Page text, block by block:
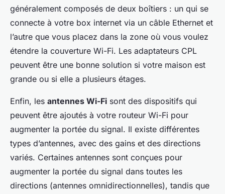
généralement composés de deux boîtiers : un qui se
connecte à votre box internet via un câble Ethernet et
l’autre que vous placez dans la zone où vous voulez
étendre la couverture Wi-Fi. Les adaptateurs CPL
peuvent être une bonne solution si votre maison est
grande ou si elle a plusieurs étages.
Enfin, les antennes Wi-Fi sont des dispositifs qui
peuvent être ajoutés à votre routeur Wi-Fi pour
augmenter la portée du signal. Il existe différentes
types d’antennes, avec des gains et des directions
variés. Certaines antennes sont conçues pour
augmenter la portée du signal dans toutes les
directions (antennes omnidirectionnelles), tandis que